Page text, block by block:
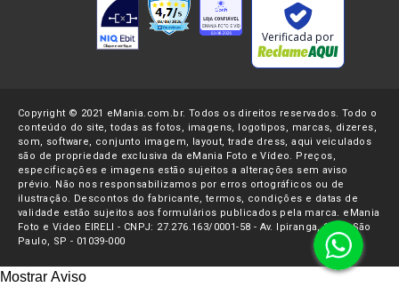
Verificada por
Copyright © 2021 eMania.com.br. Todos os direitos reservados. Todo o
conteúdo do site, todas as fotos, imagens, logotipos, marcas, dizeres,
som, software, conjunto imagem, layout, trade dress, aqui veiculados
são de propriedade exclusiva da eMania Foto e Vídeo. Preços,
especificações e imagens estão sujeitos a alterações sem aviso
prévio. Não nos responsabilizamos por erros ortográficos ou de
ilustração. Descontos do fabricante, termos, condições e datas de
validade estão sujeitos aos formulários publicados pela marca. eMania
Foto e Vídeo EIRELI - CNPJ: 27.276.163/0001-58 - Av. Ipiranga, 1107- São
Paulo, SP - 01039-000
Mostrar Aviso